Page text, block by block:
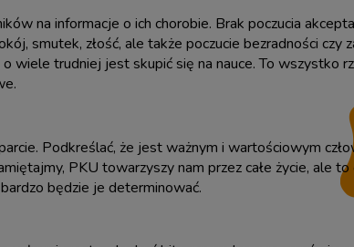
na informacje o ich chorobie. Brak poczucia
smutek, złość, ale także poczucie bezradności czy
wiele trudniej jest skupić się na nauce. To wszystko
Podkreślać, że jest ważnym i wartościowym
PKU towarzyszy nam przez całe życie, ale to
będzie je determinować.